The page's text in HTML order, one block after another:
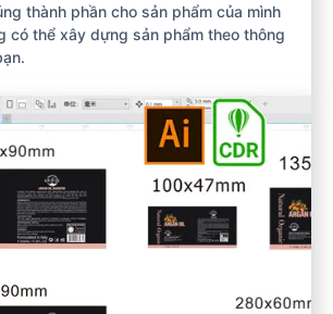
thành phần cho sản phẩm của mình
có thể xây dựng sản phẩm theo thông